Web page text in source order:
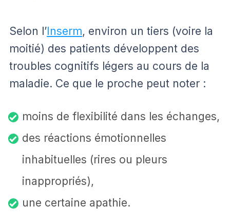
Selon l’Inserm, environ un tiers (voire la
moitié) des patients développent des
troubles cognitifs légers au cours de la
maladie. Ce que le proche peut noter :
moins de flexibilité dans les échanges,
des réactions émotionnelles
inhabituelles (rires ou pleurs
inappropriés),
une certaine apathie.